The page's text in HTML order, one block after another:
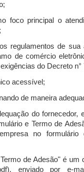
principal o
de sua
de comércio
do Decreto n°
acessível;
de maneira
do fornecedor,
e Termo de
no formulário
de Adesão" é um
enviado por e-